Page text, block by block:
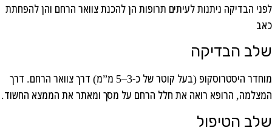
לפני הבדיקה ניתנות לעיתים תרופות הן להכנת צוואר הרחם והן להפחתת
כאב
שלב הבדיקה
מוחדר היסטרוסקופ (בעל קוטר של כ-3–5 מ”מ) דרך צוואר הרחם. דרך
המצלמה, הרופא רואה את חלל הרחם על מסך ומאתר את הממצא החשוד.
שלב הטיפול